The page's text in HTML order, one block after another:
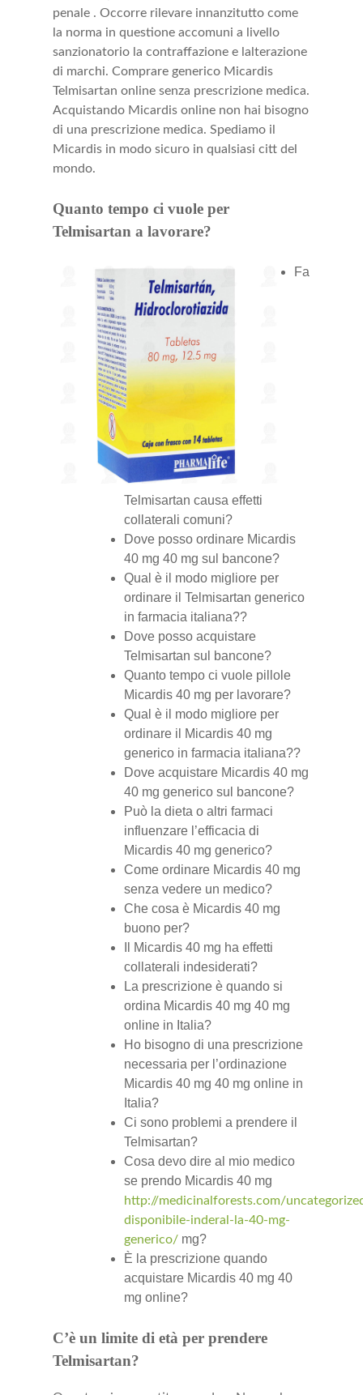
penale . Occorre rilevare innanzitutto come
la norma in questione accomuni a livello
sanzionatorio la contraffazione e lalterazione
di marchi. Comprare generico Micardis
Telmisartan online senza prescrizione medica.
Acquistando Micardis online non hai bisogno
di una prescrizione medica. Spediamo il
Micardis in modo sicuro in qualsiasi citt del
mondo.
Quanto tempo ci vuole per
Telmisartan a lavorare?
Fa
Telmisartan causa effetti
collaterali comuni?
Dove posso ordinare Micardis
40 mg 40 mg sul bancone?
Qual è il modo migliore per
ordinare il Telmisartan generico
in farmacia italiana??
Dove posso acquistare
Telmisartan sul bancone?
Quanto tempo ci vuole pillole
Micardis 40 mg per lavorare?
Qual è il modo migliore per
ordinare il Micardis 40 mg
generico in farmacia italiana??
Dove acquistare Micardis 40 mg
40 mg generico sul bancone?
Può la dieta o altri farmaci
influenzare l’efficacia di
Micardis 40 mg generico?
Come ordinare Micardis 40 mg
senza vedere un medico?
Che cosa è Micardis 40 mg
buono per?
Il Micardis 40 mg ha effetti
collaterali indesiderati?
La prescrizione è quando si
ordina Micardis 40 mg 40 mg
online in Italia?
Ho bisogno di una prescrizione
necessaria per l’ordinazione
Micardis 40 mg 40 mg online in
Italia?
Ci sono problemi a prendere il
Telmisartan?
Cosa devo dire al mio medico
se prendo Micardis 40 mg
http://medicinalforests.com/
disponibile-inderal-la-40-mg-
generico/mg?
È la prescrizione quando
acquistare Micardis 40 mg 40
mg online?
C’è un limite di età per prendere
Telmisartan?